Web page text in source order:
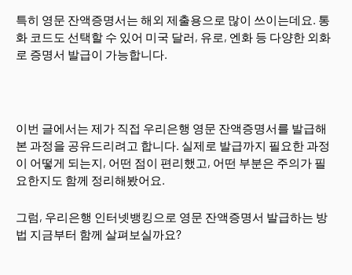
특히 영문 잔액증명서는 해외 제출용으로 많이 쓰이는데요. 통
화 코드도 선택할 수 있어 미국 달러, 유로, 엔화 등 다양한 외화
로 증명서 발급이 가능합니다.
이번 글에서는 제가 직접 우리은행 영문 잔액증명서를 발급해
본 과정을 공유드리려고 합니다. 실제로 발급까지 필요한 과정
이 어떻게 되는지, 어떤 점이 편리했고, 어떤 부분은 주의가 필
요한지도 함께 정리해봤어요.
그럼, 우리은행 인터넷뱅킹으로 영문 잔액증명서 발급하는 방
법 지금부터 함께 살펴보실까요?